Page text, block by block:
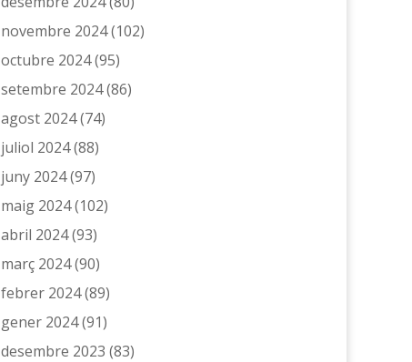
novembre 2024(102)
octubre 2024(95)
setembre 2024(86)
agost 2024(74)
juliol 2024(88)
juny 2024(97)
maig 2024(102)
abril 2024(93)
març 2024(90)
febrer 2024(89)
gener 2024(91)
desembre 2023 (83)